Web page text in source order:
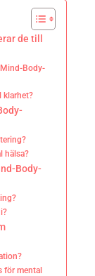
de till
Body-
klarhet?
hälsa?
Body-
för mental